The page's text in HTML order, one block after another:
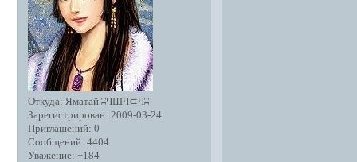
Откуда: Яматай ʭЧШЧ⊂Чʭ
Зарегистрирован: 2009-03-24
Приглашений: 0
Сообщений: 4404
Уважение: +184